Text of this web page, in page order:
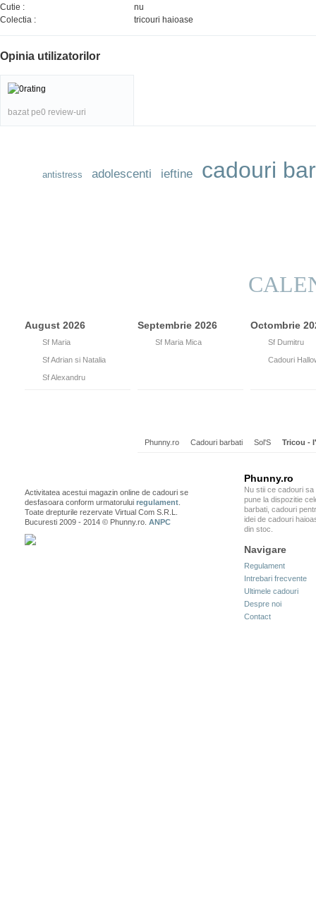
Cutie :
nu
Colectia :
tricouri haioase
Opinia utilizatorilor
bazat pe0 review-uri
antistress adolescenti ieftine cadouri
August 2026
Sf Maria
Sf Adrian si Natalia
Sf Alexandru
Septembrie 2026
Sf Maria Mica
Octombrie
Sf Dumitru
Cadouri
Phunny.ro Cadouri barbati Sol'S Tricou -
Activitatea acestui magazin online de cadouri se
desfasoara conform urmatorului regulament
Toate drepturile rezervate Virtual Com S.R.L.
Bucuresti 2009 - 2014 © Phunny.ro. ANPC
Phunny.ro
Nu stii ce cadouri sa
pune la dispozitie
barbati, cadouri
idei de cadouri
din stoc.
Navigare
Regulament
Intrebari frecvente
Ultimele cadouri
Despre noi
Contact